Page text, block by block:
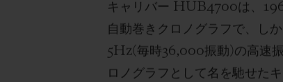
キャリバー HUB4700は、
自動巻きクロノグラフで、しか
5Hz(毎時36,000振動)の高速
ロノグラフとして名を馳せた